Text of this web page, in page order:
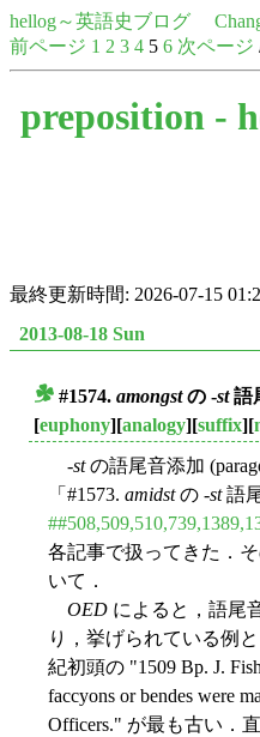
hellog～英語史ブログ
前ページ 1 2 3 4 5 6 次ページ
preposition -
最終更新時間: 2026-07-15
2013-08-18 Sun
#1574. amongstの -st語
[euphony][analogy][suffix][
-stの語尾音添加
「#1573. amidstの -st語
各記事で扱ってきた．
いて．
OED によると，語尾
り，挙げられている例
紀初頭の "1509 Bp. J.
faccyons or bendes were
Officers." が最も古い．